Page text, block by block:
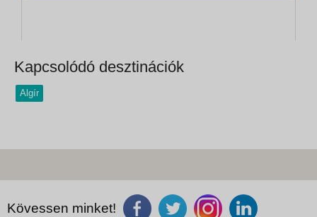
Kapcsolódó desztinációk
Algír
Kövessen minket!